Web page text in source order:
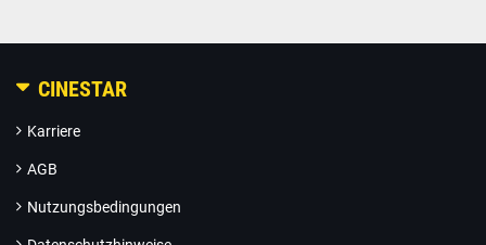
CINESTAR
Karriere
AGB
Nutzungsbedingungen